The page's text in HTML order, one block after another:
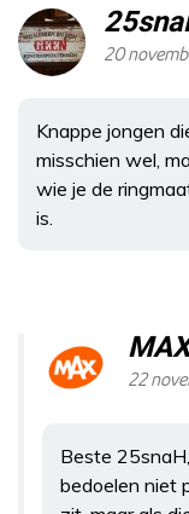
20
Knappe jongen
misschien wel,
wie je de
is.
22
Beste
bedoelen niet